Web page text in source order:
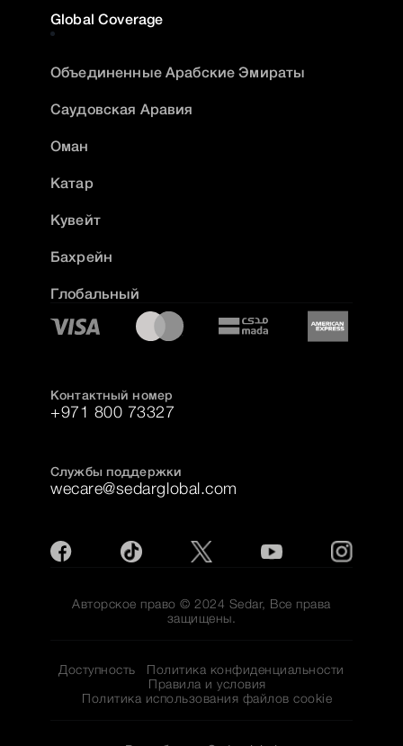
Global Coverage
Объединенные Арабские Эмираты
Саудовская Аравия
Оман
Катар
Кувейт
Бахрейн
Глобальный
Контактный номер
+971 800 73327
Службы поддержки
wecare@sedarglobal.com
Авторское право © 2024 Sedar, Все права
защищены.
Доступность
Политика конфиденциальности
Правила и условия
Политика использования файлов cookie